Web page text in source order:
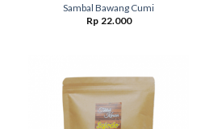
Sambal Bawang Cumi
Rp 22.000